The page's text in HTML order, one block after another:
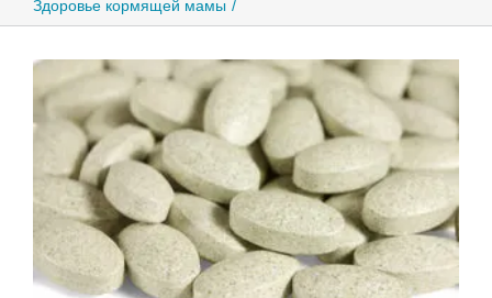
Здоровье кормящей мамы